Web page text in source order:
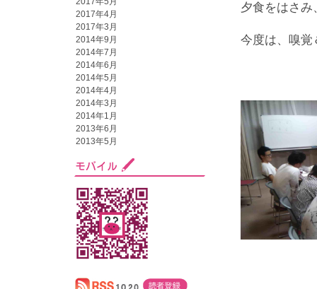
夕食をはさ
今度は、嗅覚
2017年4月
2017年3月
2014年9月
2014年7月
2014年6月
2014年5月
2014年4月
2014年3月
2014年1月
2013年6月
2013年5月